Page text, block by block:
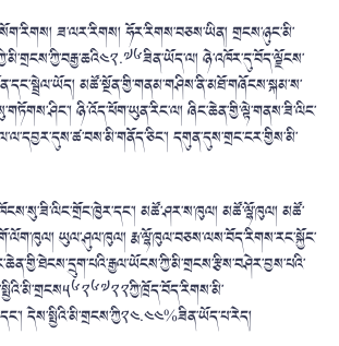
ཟ་ལར་རིགས། ཧོར་རིགས་བཅས་ཡིན། གྲངས་ཉུང་མི་
ཉེ་འཁོར་དུ་བོད་ལྗོངས་
མཚོ་སྔོན་གྱི་གནམ་གཤིས་ནི་མཐོ་གཞོངས་སྐམ་ས་
ཉི་འོད་ཕོག་ཡུན་རིང་ལ། ཞིང་ཆེན་གྱི་ལྟེ་གནས་ཟི་ལིང་
དགུན་དུས་གྲང་ངར་གྱིས་མི་
མཚོ་ཤར་ས་ཁུལ། མཚོ་ལྷོ་ཁུལ། མཚོ་
ཡུལ་ཤུལ་ཁུལ། རྨ་ལྷོ་ཁུལ་བཅས་ལས་བོད་རིགས་རང་སྐྱོང་
དེས་སྤྱིའི་མི་གྲངས་ཀྱི༢༤.༤༤%ཟིན་ཡོད་པ་རེད།